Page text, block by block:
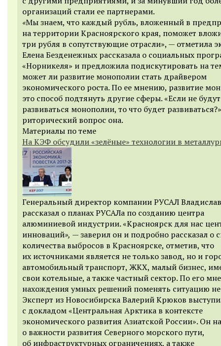
организаций стали ее партнерами.
«Мы знаем, что каждый рубль, вложенный в
на территории Красноярского края, поможет
три рубля в сопутствующие отрасли», — отметила
Елена Безденежных рассказала о социальных
«Норникеля» и предложила подискутировать на
может ли развитие монополии стать драйвером
экономического роста. По ее мнению, развитие
это способ подтянуть другие сферы. «Если не будут
развиваться монополии, то что будет
риторический вопрос она.
Материалы по теме
На КЭФ обсудили «зелёные» технологии в
Генеральный директор компании РУСАЛ
рассказал о планах РУСАЛа по созданию центра
алюминиевой индустрии. «Красноярск для нас
инноваций», — заверил он и подробно рассказал о
количества выбросов в Красноярске, отметив, что
их источниками является не только завод, но и
автомобильный транспорт, ЖКХ, малый бизнес,
свои котельные, а также частный сектор. По его
нахождения умных решений поменять ситуацию не
Эксперт из Новосибирска Валерий Крюков
с докладом «Центральная Арктика в контексте
экономического развития Азиатской России». Он
о важности развития Северного морского пути,
об инфраструктурных ограничениях, а также